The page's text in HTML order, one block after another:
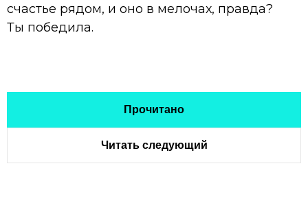
счастье рядом, и оно в мелочах, правда?
Ты победила.
Прочитано
Читать следующий